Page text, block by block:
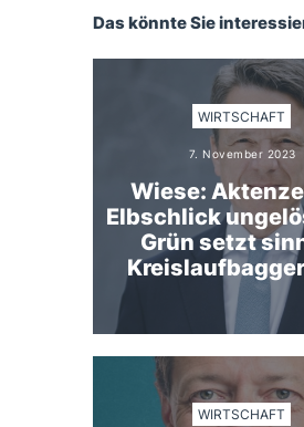
Das könnte Sie
WIRTSCHAFT
7. November 2023
Wiese:
Elbschlick
Grün setzt
WIRTSCHAFT